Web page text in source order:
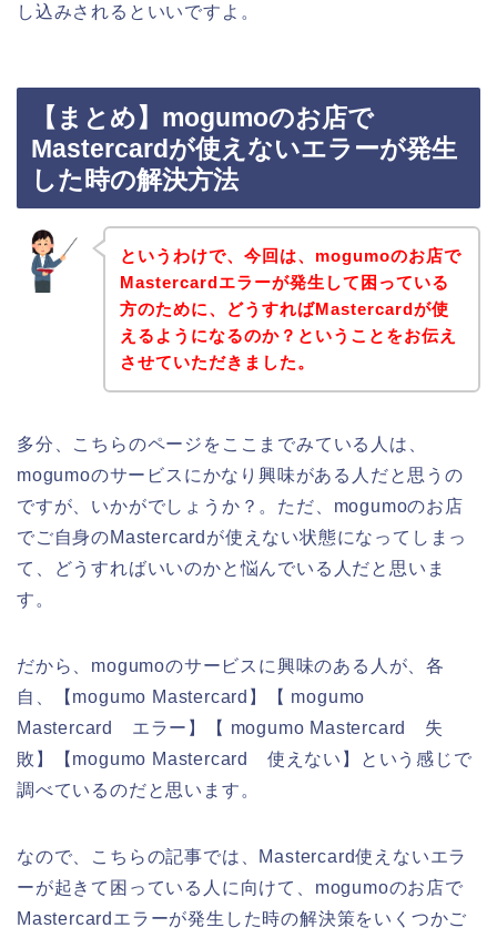
し込みされるといいですよ。
【まとめ】mogumoのお店で
Mastercardが使えないエラーが発生
した時の解決方法
というわけで、今回は、mogumoのお店で
Mastercardエラーが発生して困っている
方のために、どうすればMastercardが使
えるようになるのか？ということをお伝え
させていただきました。
多分、こちらのページをここまでみている人は、
mogumoのサービスにかなり興味がある人だと思うの
ですが、いかがでしょうか？。ただ、mogumoのお店
でご自身のMastercardが使えない状態になってしまっ
て、どうすればいいのかと悩んでいる人だと思いま
す。
だから、mogumoのサービスに興味のある人が、各
自、【mogumo Mastercard】【 mogumo
Mastercard エラー】【 mogumo Mastercard 失
敗】【mogumo Mastercard 使えない】という感じで
調べているのだと思います。
なので、こちらの記事では、Mastercard使えないエラ
ーが起きて困っている人に向けて、mogumoのお店で
Mastercardエラーが発生した時の解決策をいくつかご